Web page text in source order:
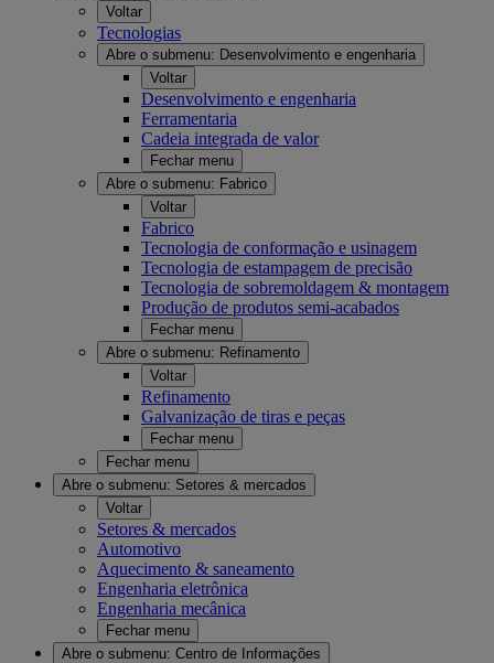
Voltar
Tecnologias
Abre o submenu: Desenvolvimento e engenharia
Voltar
Desenvolvimento e engenharia
Ferramentaria
Cadeia integrada de valor
Fechar menu
Abre o submenu: Fabrico
Voltar
Fabrico
Tecnologia de conformação e usinagem
Tecnologia de estampagem de precisão
Tecnologia de sobremoldagem & montagem
Produção de produtos semi-acabados
Fechar menu
Abre o submenu: Refinamento
Voltar
Refinamento
Galvanização de tiras e peças
Fechar menu
Fechar menu
Abre o submenu: Setores & mercados
Voltar
Setores & mercados
Automotivo
Aquecimento & saneamento
Engenharia eletrônica
Engenharia mecânica
Fechar menu
Abre o submenu: Centro de Informações